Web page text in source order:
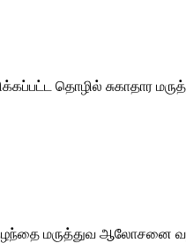
தொழில் சுகாதார
மருத்துவ ஆலோசனை